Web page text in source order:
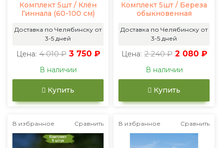
Комплект 5шт / Клён
Гиннала (60-100 см)
Доставка по Челябинску от
3-5 дней
Цена: 4 010 ₽ 3 750 ₽
В наличии
Купить
Комплект 5шт / Береза
обыкновенная
Доставка по Челябинску от
3-5 дней
Цена: 2 240 ₽ 2 080 ₽
В наличии
Купить
В избранное Сравнить В избранное Сравнить